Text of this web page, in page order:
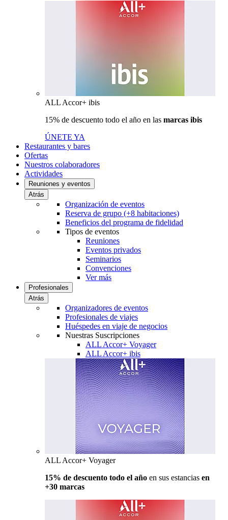
ALL Accor+ ibis
15% de descuento todo el año en las marcas ibis
ÚNETE YA
Restaurantes y bares
Ofertas
Nuestros colaboradores
Actividades
Reuniones y eventos
Atrás
Organización de eventos
Reserva de grupo (+8 habitaciones)
Beneficios del programa de fidelidad
Tipos de eventos
Reuniones
Eventos privados
Seminarios
Convenciones
Ver más
Profesionales
Atrás
Organizadores de eventos
Profesionales de viajes
Huéspedes en viaje de negocios
Nuestras Suscripciones
ALL Accor+ Voyager
ALL Accor+ ibis
ALL Accor+ Voyager
15% de descuento todo el año en sus estancias en
+30 marcas